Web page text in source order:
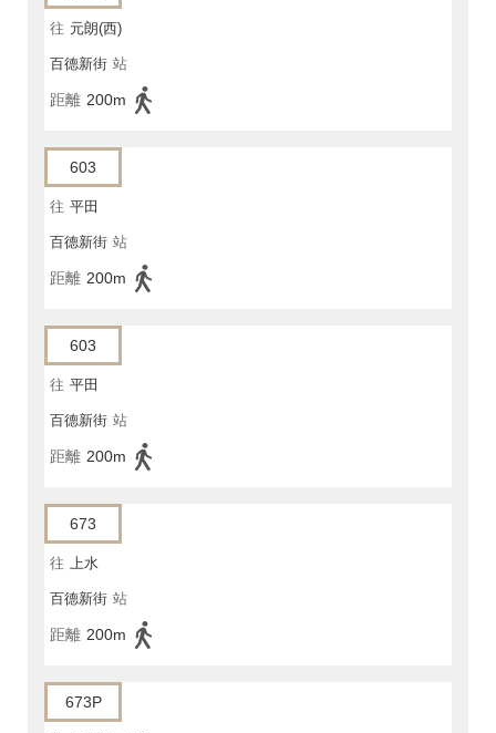
往 元朗(西)
百德新街 站
距離 200m
603
往 平田
百德新街 站
距離 200m
603
往 平田
百德新街 站
距離 200m
673
往 上水
百德新街 站
距離 200m
673P